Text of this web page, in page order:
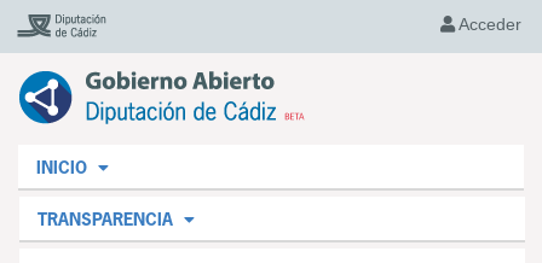
Acceder
INICIO
TRANSPARENCIA